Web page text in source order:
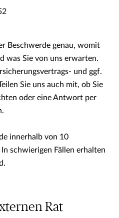
Beschwerde genau, womit
was Sie von uns erwarten.
und ggf.
Sie uns auch mit, ob Sie
oder eine Antwort per
innerhalb von 10
schwierigen Fällen erhalten
Rat